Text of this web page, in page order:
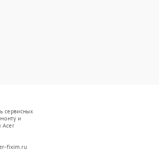
сервисных
и
Acer
fixim.ru